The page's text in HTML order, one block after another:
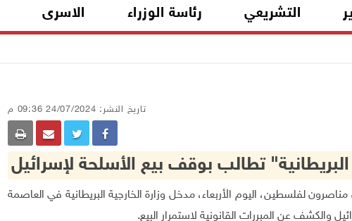
التشريعي رئاسة الوزراء الاسرى
تاريخ النشر: 24/07/2024 09:36 م
تطالب بوقف بيع الأسلحة لإسرائيل
متظاهرون مناصرون لفلسطين، اليوم الأربعاء، مدخل وزارة الخارجية البريطانية في العاصمة
والكشف عن المبررات القانونية لاستمرار البيع.